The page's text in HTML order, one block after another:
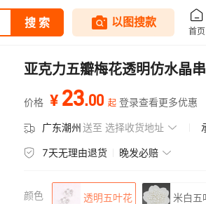
亚克力五瓣梅花透明仿水晶
价格 ¥ 23.00 起 登录查看更多优惠
广东潮州送至 选择收货地址
7天无理由退货 晚发必赔
颜色 透明五叶花 米白五